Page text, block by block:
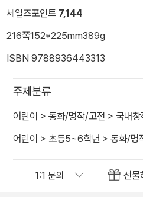
세일즈포인트 7,144
216쪽152*225mm389g
ISBN 9788936443313
주제분류
어린이 > 동화/명작/고전 > 국내
어린이 > 초등5~6학년 > 동화/명
선물